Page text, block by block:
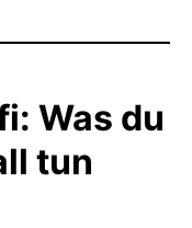
Was du
tun